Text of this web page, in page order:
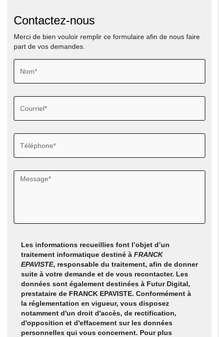
Contactez-nous
Merci de bien vouloir remplir ce formulaire afin de nous faire
part de vos demandes.
Les informations recueillies font l’objet d’un
traitement informatique destiné àFRANCK
EPAVISTE, responsable du traitement, afin de donner
suite à votre demande et de vous recontacter. Les
données sont également destinées à Futur Digital,
prestataire de FRANCK EPAVISTE. Conformément à
la réglementation en vigueur, vous disposez
notamment d'un droit d'accès, de rectification,
d'opposition et d'effacement sur les données
personnelles qui vous concernent. Pour plus